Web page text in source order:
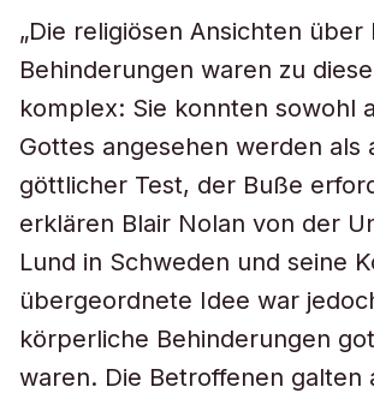
„Die religiösen Ansichten
Behinderungen waren zu
komplex: Sie konnten sowohl
Gottes angesehen werden als
göttlicher Test, der Buße
erklären Blair Nolan von der
Lund in Schweden und seine
übergeordnete Idee war
körperliche Behinderungen
waren. Die Betroffenen galten